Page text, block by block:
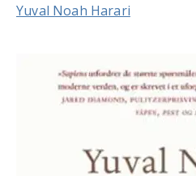
Yuval Noah Harari